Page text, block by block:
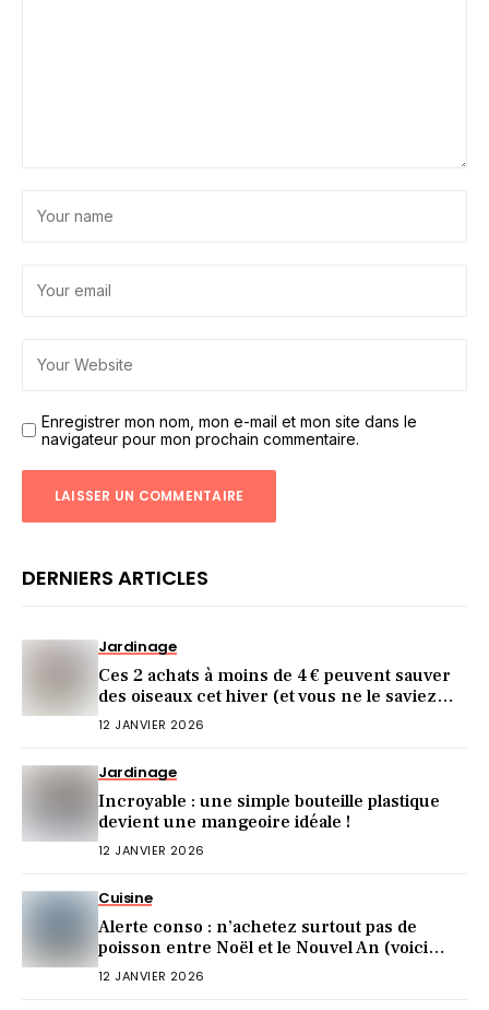
Enregistrer mon nom, mon e-mail et mon site dans le
navigateur pour mon prochain commentaire.
DERNIERS ARTICLES
Jardinage
Ces 2 achats à moins de 4 € peuvent sauver
des oiseaux cet hiver (et vous ne le saviez
pas)
12 JANVIER 2026
Jardinage
Incroyable : une simple bouteille plastique
devient une mangeoire idéale !
12 JANVIER 2026
Cuisine
Alerte conso : n’achetez surtout pas de
poisson entre Noël et le Nouvel An (voici
pourquoi)
12 JANVIER 2026